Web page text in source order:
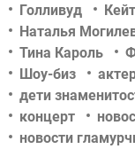
Голливуд
Наталья
Тина Кароль
Шоу-биз
дети
концерт
новости